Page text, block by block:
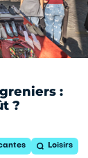
:
?
Loisirs